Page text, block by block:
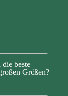
beste
Größen?